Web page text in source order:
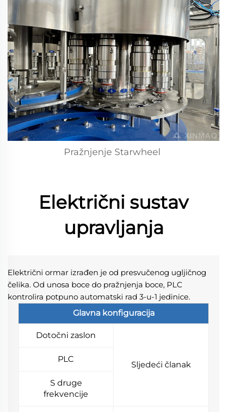
Pražnjenje Starwheel
Električni sustav
upravljanja
Električni ormar izrađen je od presvučenog ugljičnog
čelika. Od unosa boce do pražnjenja boce, PLC
kontrolira potpuno automatski rad 3-u-1 jedinice.
Glavna konfiguracija
Dotočni zaslon
Sljedeći članak
PLC
S druge
frekvencije